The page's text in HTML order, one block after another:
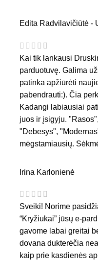
Edita Radvilavičiūtė -
Kai tik lankausi
parduotuvę. Galima
patinka apžiūrėti
pabendrauti:). Čia
Kadangi labiausiai
juos ir įsigyju.
"Debesys",
mėgstamiausių.
Irina Karlonienė
Sveiki! Norime
“Kryžiukai” jūsų e-
gavome labai greitai
dovana dukterėčia
kaip prie kasdienės